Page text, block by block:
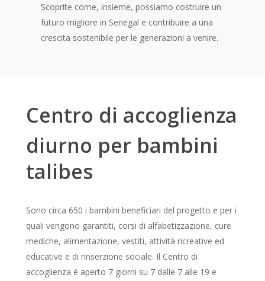
Scoprite come, insieme, possiamo costruire un
futuro migliore in Senegal e contribuire a una
crescita sostenibile per le generazioni a venire.
Centro di accoglienza
diurno per bambini
talibes
Sono circa 650 i bambini beneficiari del progetto e per i
quali vengono garantiti, corsi di alfabetizzazione, cure
mediche, alimentazione, vestiti, attività ricreative ed
educative e di rinserzione sociale. Il Centro di
accoglienza é aperto 7 giorni su 7 dalle 7 alle 19 e